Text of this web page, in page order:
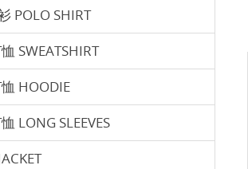
POLO SHIRT
SWEATSHIRT
HOODIE
LONG SLEEVES